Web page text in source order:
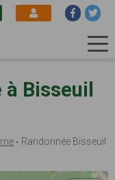
Bisseuil
Randonnée Bisseuil